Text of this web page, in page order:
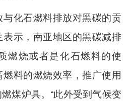
化石燃料排放对黑碳的贡
示，南亚地区的黑碳减排
燃烧或者是化石燃料的使
料的燃烧效率，推广使用
煤炉具。“此外受到气候变